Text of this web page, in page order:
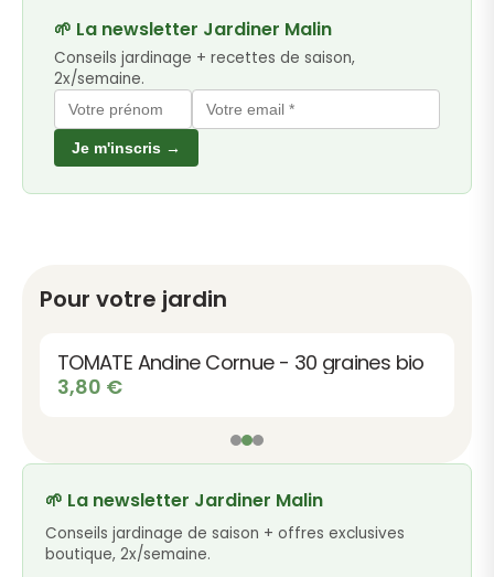
🌱 La newsletter Jardiner Malin
Conseils jardinage + recettes de saison,
2x/semaine.
Je m'inscris →
Pour votre jardin
TOMATE Andine Cornue - 30 graines bio
3,80 €
🌱 La newsletter Jardiner Malin
Conseils jardinage de saison + offres exclusives
boutique, 2x/semaine.